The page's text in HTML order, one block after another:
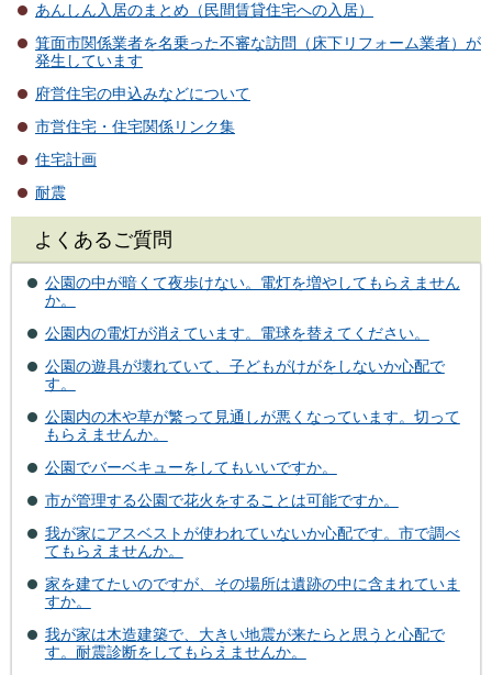
あんしん入居のまとめ（民間賃貸住宅への入居）
箕面市関係業者を名乗った不審な訪問（床下リフォーム業者）が
発生しています
府営住宅の申込みなどについて
市営住宅・住宅関係リンク集
住宅計画
耐震
よくあるご質問
公園の中が暗くて夜歩けない。電灯を増やしてもらえません
か。
公園内の電灯が消えています。電球を替えてください。
公園の遊具が壊れていて、子どもがけがをしないか心配で
す。
公園内の木や草が繁って見通しが悪くなっています。切って
もらえませんか。
公園でバーベキューをしてもいいですか。
市が管理する公園で花火をすることは可能ですか。
我が家にアスベストが使われていないか心配です。市で調べ
てもらえませんか。
家を建てたいのですが、その場所は遺跡の中に含まれていま
すか。
我が家は木造建築で、大きい地震が来たらと思うと心配で
す。耐震診断をしてもらえませんか。